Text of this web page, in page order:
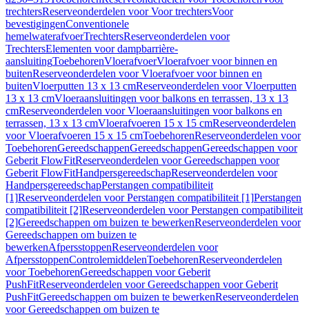
trechtersReserveonderdelen voor Voor trechtersVoor
bevestigingenConventionele
hemelwaterafvoerTrechtersReserveonderdelen voor
TrechtersElementen voor dampbarrière-
aansluitingToebehorenVloerafvoerVloerafvoer voor binnen en
buitenReserveonderdelen voor Vloerafvoer voor binnen en
buitenVloerputten 13 x 13 cmReserveonderdelen voor Vloerputten
13 x 13 cmVloeraansluitingen voor balkons en terrassen, 13 x 13
cmReserveonderdelen voor Vloeraansluitingen voor balkons en
terrassen, 13 x 13 cmVloerafvoeren 15 x 15 cmReserveonderdelen
voor Vloerafvoeren 15 x 15 cmToebehorenReserveonderdelen voor
ToebehorenGereedschappenGereedschappenGereedschappen voor
Geberit FlowFitReserveonderdelen voor Gereedschappen voor
Geberit FlowFitHandpersgereedschapReserveonderdelen voor
HandpersgereedschapPerstangen compatibiliteit
[1]Reserveonderdelen voor Perstangen compatibiliteit [1]Perstangen
compatibiliteit [2]Reserveonderdelen voor Perstangen compatibiliteit
[2]Gereedschappen om buizen te bewerkenReserveonderdelen voor
Gereedschappen om buizen te
bewerkenAfpersstoppenReserveonderdelen voor
AfpersstoppenControlemiddelenToebehorenReserveonderdelen
voor ToebehorenGereedschappen voor Geberit
PushFitReserveonderdelen voor Gereedschappen voor Geberit
PushFitGereedschappen om buizen te bewerkenReserveonderdelen
voor Gereedschappen om buizen te